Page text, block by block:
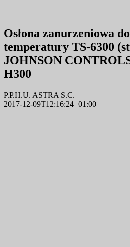
Osłona zanurzeniowa
temperatury TS-6300
JOHNSON
H300
P.P.H.U. ASTRA S.C.
2017-12-09T12:16:24+01:00